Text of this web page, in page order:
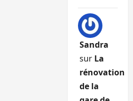
Sandra
sur La
rénovation
de la